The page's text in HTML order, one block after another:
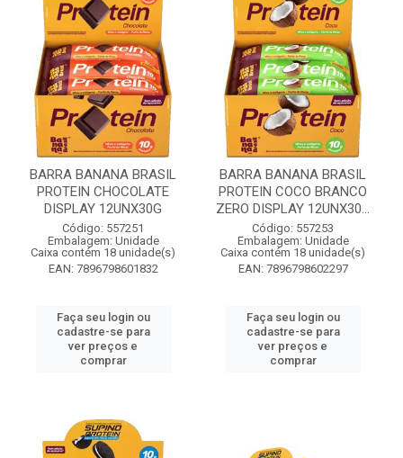
BARRA BANANA BRASIL
PROTEIN CHOCOLATE
DISPLAY 12UNX30G
Código: 557251
Embalagem: Unidade
Caixa contém 18 unidade(s)
EAN: 7896798601832
Faça seu login ou
cadastre-se para
ver preços e
comprar
BARRA BANANA BRASIL
PROTEIN COCO BRANCO
ZERO DISPLAY 12UNX30...
Código: 557253
Embalagem: Unidade
Caixa contém 18 unidade(s)
EAN: 7896798602297
Faça seu login ou
cadastre-se para
ver preços e
comprar